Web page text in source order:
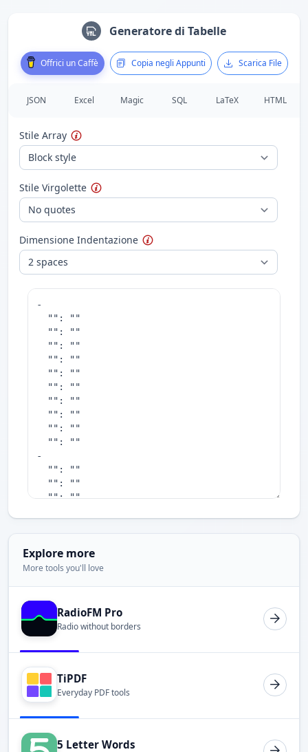
Generatore di Tabelle
Offrici un Caffè Copia negli Appunti Scarica File
JSON Excel Magic SQL LaTeX HTML
Stile Array
Stile Virgolette
Dimensione Indentazione
Explore more
More tools you'll love
RadioFM Pro
Radio without borders
TiPDF
Everyday PDF tools
5 Letter Words